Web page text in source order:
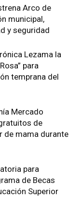
Arco de
municipal,
y seguridad
Lezama la
para
temprana del
Mercado
de
de mama durante
para
de Becas
Superior